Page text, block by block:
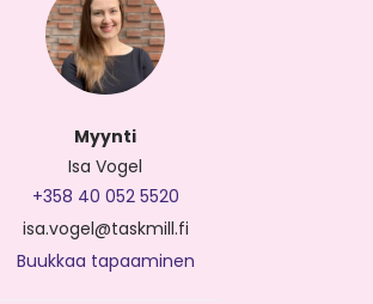
Myynti
Isa Vogel
+358 40 052 5520
isa.vogel@taskmill.fi
Buukkaa tapaaminen